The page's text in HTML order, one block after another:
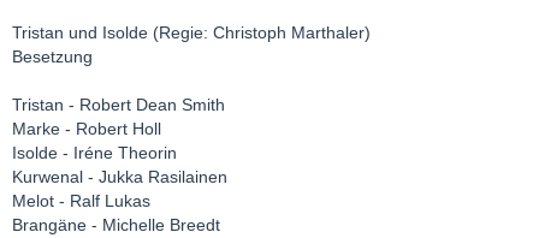
Tristan und Isolde (Regie: Christoph Marthaler)
Besetzung
Tristan - Robert Dean Smith
Marke - Robert Holl
Isolde - Iréne Theorin
Kurwenal - Jukka Rasilainen
Melot - Ralf Lukas
Brangäne - Michelle Breedt